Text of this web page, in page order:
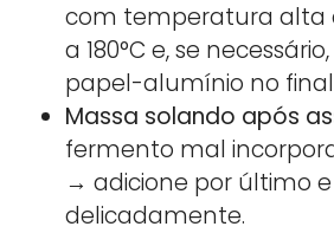
com temperatura alta
a 180°C e, se
papel-alumínio no
Massa solando após
fermento mal
→ adicione por último
delicadamente.